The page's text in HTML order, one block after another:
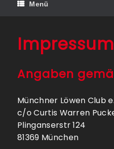
Menü
Impressum
Angaben
Münchner Löwen Club
c/o Curtis Warren
Plinganserstr 124
81369 München